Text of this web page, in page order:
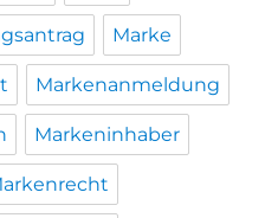
Marke
Markenanmeldung
Markeninhaber